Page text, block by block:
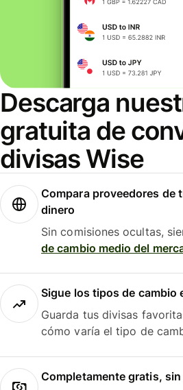
Descarga
gratuita de
divisas Wise
Compara proveedores de
dinero
Sin comisiones ocultas,
de cambio medio del
Sigue los tipos de cambio
Guarda tus divisas
cómo varía el tipo de
Completamente gratis,